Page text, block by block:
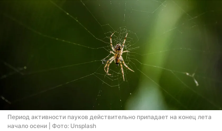
Период активности пауков действительно припадает на конец лета
начало осени | Фото: Unsplash